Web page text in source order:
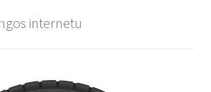
internetu